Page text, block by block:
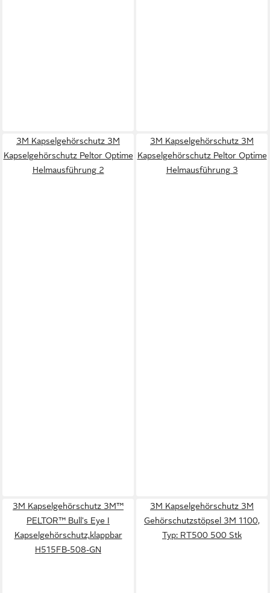
3M Kapselgehörschutz 3M
Kapselgehörschutz Peltor Optime
Helmausführung 2
3M Kapselgehörschutz 3M
Kapselgehörschutz Peltor Optime
Helmausführung 3
3M Kapselgehörschutz 3M™
PELTOR™ Bull's Eye I
Kapselgehörschutz,klappbar
H515FB-508-GN
3M Kapselgehörschutz 3M
Gehörschutzstöpsel 3M 1100,
Typ: RT500 500 Stk